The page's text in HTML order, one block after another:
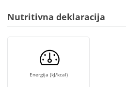
Nutritivna deklaracija
Energija (kJ/kcal)